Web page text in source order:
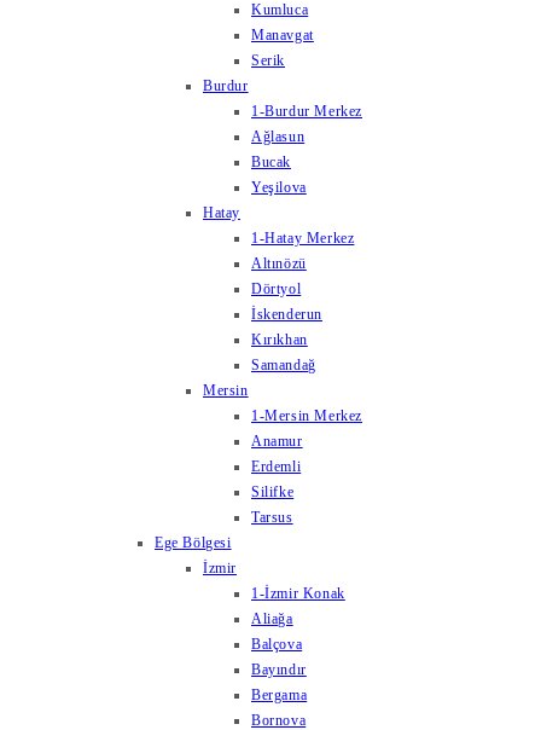
Kumluca
Manavgat
Serik
Burdur
1-Burdur Merkez
Ağlasun
Bucak
Yeşilova
Hatay
1-Hatay Merkez
Altınözü
Dörtyol
İskenderun
Kırıkhan
Samandağ
Mersin
1-Mersin Merkez
Anamur
Erdemli
Silifke
Tarsus
Ege Bölgesi
İzmir
1-İzmir Konak
Aliağa
Balçova
Bayındır
Bergama
Bornova